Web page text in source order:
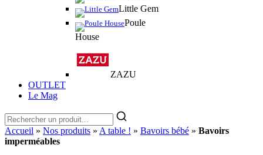
Little Gem
Poule
House
ZAZU
OUTLET
Le Mag
Accueil » Nos produits » A table ! » Bavoirs bébé » Bavoirs
imperméables